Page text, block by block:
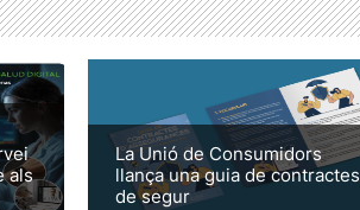
als
La Unió de Consumidors
llança una guia de contractes
de segur